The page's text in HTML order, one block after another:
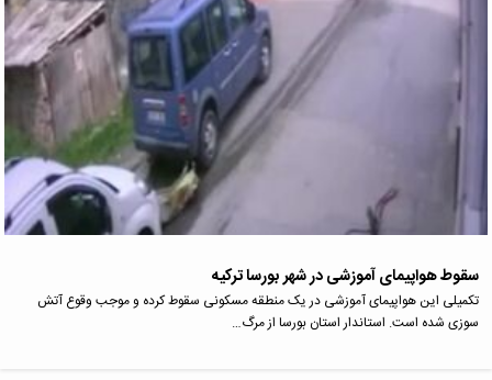
سقوط هواپیمای آموزشی در شهر بورسا ترکیه
تکمیلی این هواپیمای آموزشی در یک منطقه مسکونی سقوط کرده و موجب وقوع آتش
سوزی شده است. استاندار استان بورسا از مرگ…